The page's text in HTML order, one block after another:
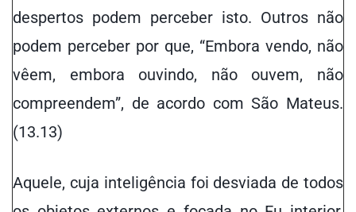
despertos podem perceber isto. Outros não
podem perceber por que, “Embora vendo, não
vêem, embora ouvindo, não ouvem, não
compreendem”, de acordo com São Mateus.
(13.13)
Aquele, cuja inteligência foi desviada de todos